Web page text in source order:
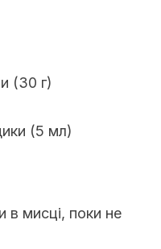
(30 г)
(5 мл)
в мисці, поки не